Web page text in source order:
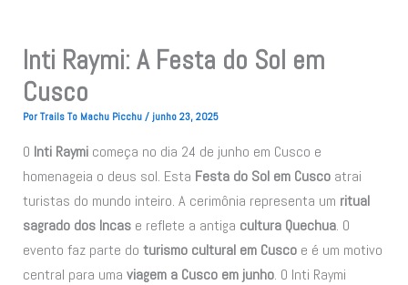
Inti Raymi: A Festa do Sol em
Cusco
PorTrails To Machu Picchu/ junho 23, 2025
O Inti Raymi começa no dia 24 de junho em Cusco e
homenageia o deus sol. Esta Festa do Sol em Cusco atrai
turistas do mundo inteiro. A cerimônia representa um ritual
sagrado dos Incas e reflete a antiga cultura Quechua. O
evento faz parte doturismo cultural em Cusco e é um motivo
central para umaviagem a Cusco em junho. O Inti Raymi